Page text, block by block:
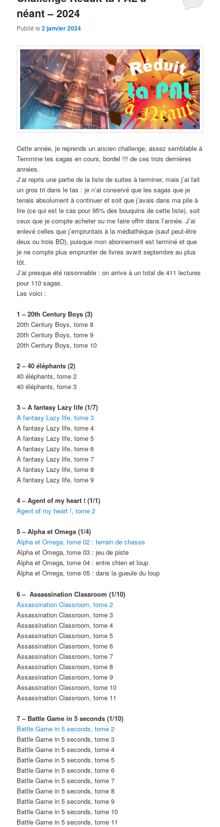
néant – 2024
Publié le2 janvier 2024
Cette année, je reprends un ancien challenge, assez semblable à
Temmine tes sagas en cours, bordel !!! de ces trois dernières
années.
J’ai repris une partie de la liste de suites à terminer, mais j’ai fait
un gros tri dans le tas : je n’ai conservé que les sagas que je
tenais absolument à continuer et soit que j’avais dans ma pile à
lire (ce qui est le cas pour 95% des bouquins de cette liste), soit
ceux que je compte acheter ou me faire offrir dans l’année. J’ai
enlevé celles que j’empruntais à la médiathèque (sauf peut-être
deux ou trois BD), puisque mon abonnement est terminé et que
je ne compte plus emprunter de livres avant septembre au plus
tôt.
J’ai presque été raisonnable : on arrive à un total de 411 lectures
pour 110 sagas.
Les voici :
1 – 20th Century Boys (3)
20th Century Boys, tome 8
20th Century Boys, tome 9
20th Century Boys, tome 10
2 – 40 éléphants (2)
40 éléphants, tome 2
40 éléphants, tome 3
3 – A fantasy Lazy life (1/7)
A fantasy Lazy life, tome 3
A fantasy Lazy life, tome 4
A fantasy Lazy life, tome 5
A fantasy Lazy life, tome 6
A fantasy Lazy life, tome 7
A fantasy Lazy life, tome 8
A fantasy Lazy life, tome 9
4 – Agent of my heart ! (1/1)
Agent of my heart !, tome 2
5 – Alpha et Omega (1/4)
Alpha et Omega, tome 02 : terrain de chasse
Alpha et Omega, tome 03 : jeu de piste
Alpha et Omega, tome 04 : entre chien et loup
Alpha et Omega, tome 05 : dans la gueule du loup
6 – Assassination Classroom (1/10)
Assassination Classroom, tome 2
Assassination Classroom, tome 3
Assassination Classroom, tome 4
Assassination Classroom, tome 5
Assassination Classroom, tome 6
Assassination Classroom, tome 7
Assassination Classroom, tome 8
Assassination Classroom, tome 9
Assassination Classroom, tome 10
Assassination Classroom, tome 11
7 – Battle Game in 5 seconds (1/10)
Battle Game in 5 seconds, tome 2
Battle Game in 5 seconds, tome 3
Battle Game in 5 seconds, tome 4
Battle Game in 5 seconds, tome 5
Battle Game in 5 seconds, tome 6
Battle Game in 5 seconds, tome 7
Battle Game in 5 seconds, tome 8
Battle Game in 5 seconds, tome 9
Battle Game in 5 seconds, tome 10
Battle Game in 5 seconds, tome 11